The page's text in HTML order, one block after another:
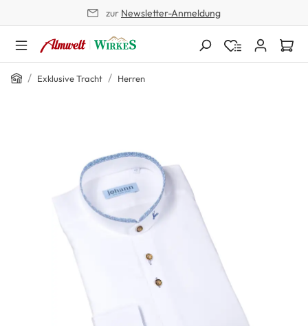
zur Newsletter-Anmeldung
Home
/ Exklusive Tracht / Herren